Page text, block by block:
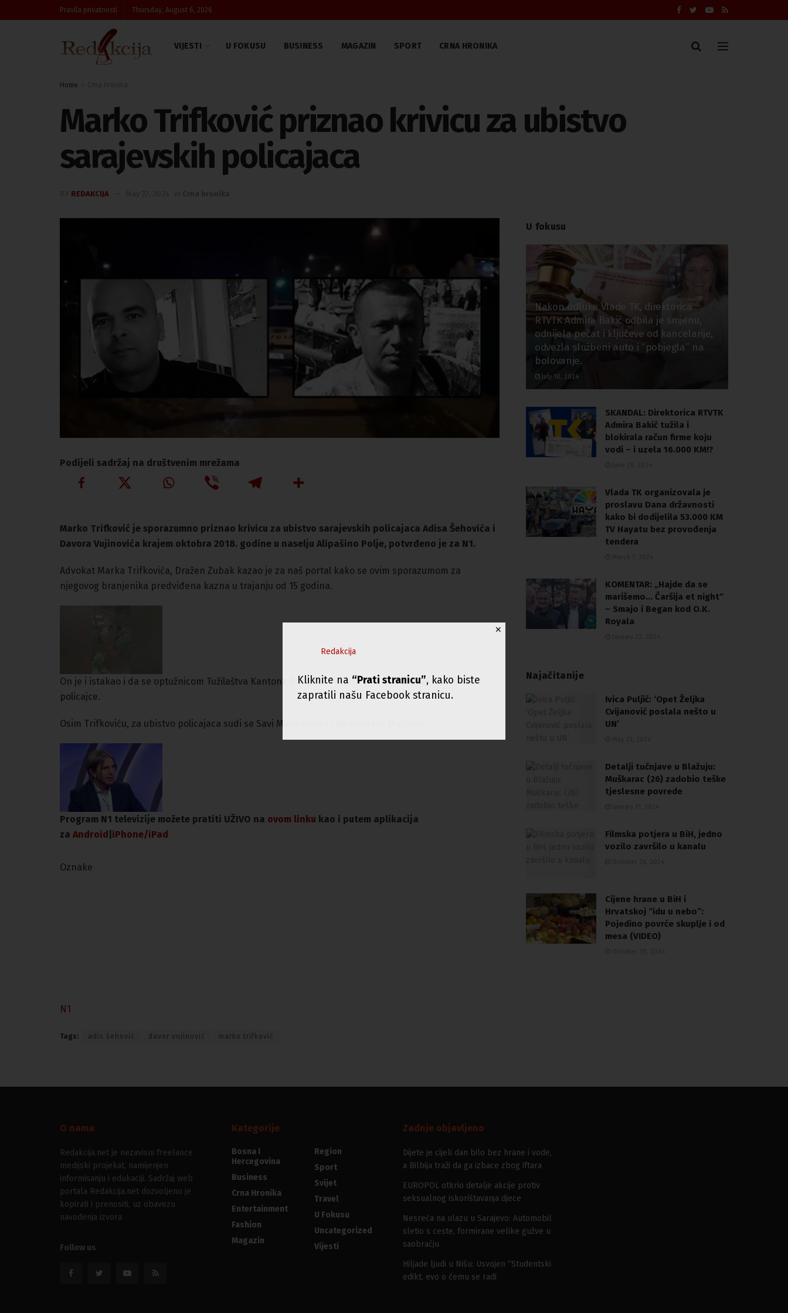
Pravila privatnosti Thursday, August 6, 2026
VIJESTI U FOKUSU BUSINESS MAGAZIN SPORT CRNA HRONIKA
Home
Marko Trifković priznao krivicu za ubistvo
sarajevskih policajaca
REDAKCIJA
Podijeli sadržaj na društvenim mrežama
Marko Trifković je sporazumno priznao krivicu za ubistvo sarajevskih policajaca Adisa Šehovića i
Davora Vujinovića krajem oktobra 2018. godine u naselju Alipašino Polje, potvrđeno je za N1.
Advokat Marka Trifkovića, Dražen Zubak kazao je za naš portal kako se ovim sporazumom za
njegovog branjenika predviđena kazna u trajanju od 15 godina.
On je i istakao i da se optužnicom Tužilaštva Kantona Sarajevo Trifković ne tereti da je pucao na
policajce.
Osim Trifkoviću, za ubistvo policajaca sudi se Savi Marinkoviću i Aleksandru Macanu.
Program N1 televizije možete pratiti UŽIVO na ovom linku kao i putem aplikacija
za Android iPhone/iPad
Oznake
N1
Tags: adis šehović davor vujinović marko trifković
U fokusu
Nakon odluke Vlade TK, direktorica
RTVTK Admira Bakić odbila je smjenu,
odnijela pečat i ključeve od kancelarije,
odvezla službeni auto i “pobjegla” na
bolovanje.
July 10, 2024
SKANDAL: Direktorica RTVTK
Admira Bakić tužila i
blokirala račun firme koju
vodi – i uzela 16.000 KM!?
Vlada TK organizovala je
proslavu Dana državnosti
kako bi dodijelila 53.000 KM
TV Hayatu bez provođenja
tendera
KOMENTAR: „Hajde da se
marišemo… Čaršija et night“
– Smajo i Began kod O.K.
Royala
Najačitanije
Ivica Puljić: ‘Opet Željka
Cvijanović poslala nešto u
UN’
Detalji tučnjave u Blažuju:
Muškarac (26) zadobio teške
tjeslesne povrede
Filmska potjera u BiH, jedno
vozilo završilo u kanalu
Cijene hrane u BiH i
Hrvatskoj “idu u nebo”:
Pojedino povrće skuplje i od
mesa (VIDEO)
O nama
Redakcija.net je nezavisni freelance
medijski projekat, namijenjen
informisanju i edukaciji. Sadržaj web
portala Redakcija.net dozvoljeno je
kopirati i prenositi, uz obavezu
navođenja izvora
Follow us
Kategorije
Bosna I
Hercegovina
Business
Crna Hronika
Entertainment
Fashion
Magazin
Region
Sport
Svijet
Travel
U Fokusu
Uncategorized
Vijesti
Zadnje objavljeno
Dijete je cijeli dan bilo bez hrane i vode,
a Bilbija traži da ga izbace zbog iftara
EUROPOL otkrio detalje akcije protiv
seksualnog iskorištavanja djece
Nesreća na ulazu u Sarajevo: Automobil
sletio s ceste, formirane velike gužve u
saobraćju
Hiljade ljudi u Nišu: Usvojen “Studentski
edikt, evo o čemu se radi
✕
Redakcija
Kliknite na “Prati stranicu”, kako biste
zapratili našu Facebook stranicu.